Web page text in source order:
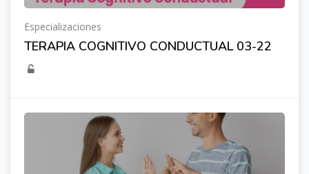
Especializaciones
TERAPIA COGNITIVO CONDUCTUAL 03-22